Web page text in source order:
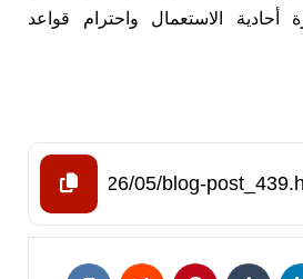
أحادية الاستعمال واحترام قواعد